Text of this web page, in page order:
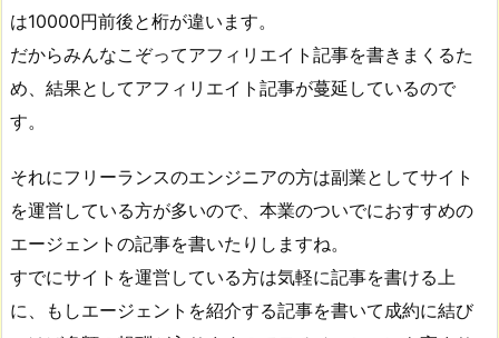
は10000円前後と桁が違います。
だからみんなこぞってアフィリエイト記事を書きまくるた
め、結果としてアフィリエイト記事が蔓延しているので
す。
それにフリーランスのエンジニアの方は副業としてサイト
を運営している方が多いので、本業のついでにおすすめの
エージェントの記事を書いたりしますね。
すでにサイトを運営している方は気軽に記事を書ける上
に、もしエージェントを紹介する記事を書いて成約に結び